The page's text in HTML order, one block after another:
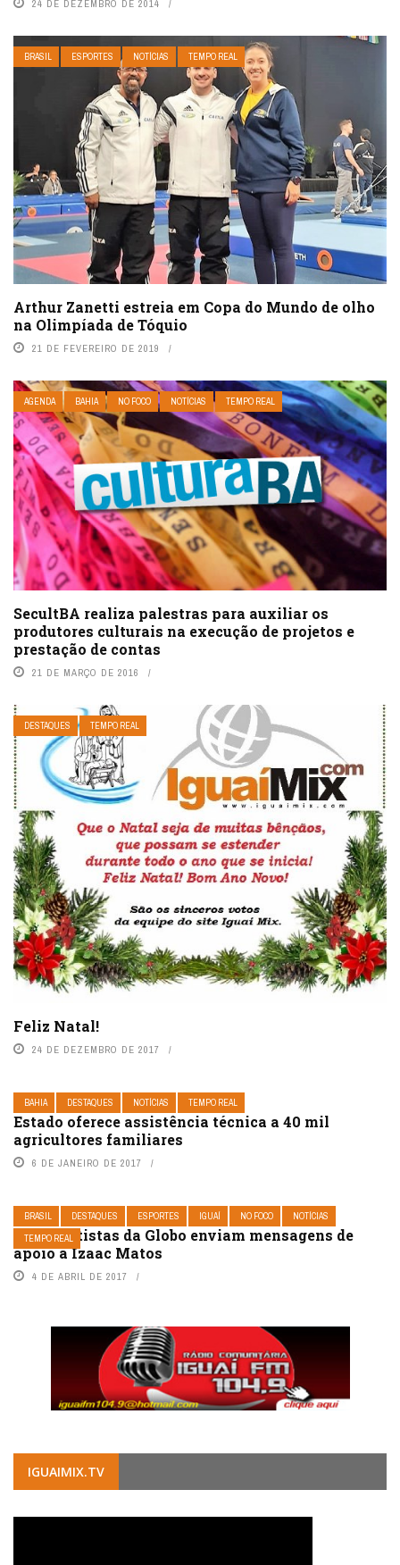
24 DE DEZEMBRO DE 2014
BRASIL ESPORTES NOTÍCIAS TEMPO REAL
Arthur Zanetti estreia em Copa do Mundo de olho
na Olimpíada de Tóquio
21 DE FEVEREIRO DE 2019
AGENDA BAHIA NO FOCO NOTÍCIAS TEMPO REAL
SecultBA realiza palestras para auxiliar os
produtores culturais na execução de projetos e
prestação de contas
21 DE MARÇO DE 2016
DESTAQUES TEMPO REAL
Feliz Natal!
24 DE DEZEMBRO DE 2017
BAHIA DESTAQUES NOTÍCIAS TEMPO REAL
Estado oferece assistência técnica a 40 mil
agricultores familiares
6 DE JANEIRO DE 2017
BRASIL DESTAQUES ESPORTES IGUAÍ NO FOCO
NOTÍCIAS
TEMPO REAL
Iguaí: Artistas da Globo enviam mensagens de
apoio a Izaac Matos
4 DE ABRIL DE 2017
IGUAIMIX.TV